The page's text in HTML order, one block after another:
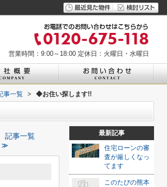
営業時間：9:00～18:00 定休日：火曜日・水曜日
事一覧 > ◆お住い探します!!
記事一覧
≫
最新記事
住宅ローンの審
査が厳しくなっ
てます
このたびの熊本